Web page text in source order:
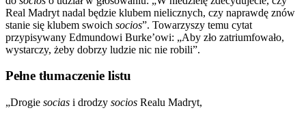
Real Madryt nadal będzie klubem nielicznych, czy naprawdę znów
stanie się klubem swoich socios”. Towarzyszy temu cytat
przypisywany Edmundowi Burke’owi: „Aby zło zatriumfowało,
wystarczy, żeby dobrzy ludzie nic nie robili”.
Pełne tłumaczenie listu
„Drogie socias i drodzy socios Realu Madryt,